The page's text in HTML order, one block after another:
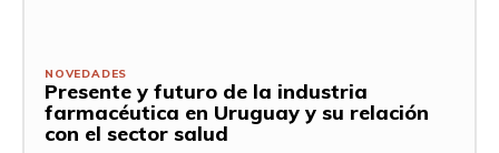
NOVEDADES
Presente y futuro de la industria
farmacéutica en Uruguay y su relación
con el sector salud